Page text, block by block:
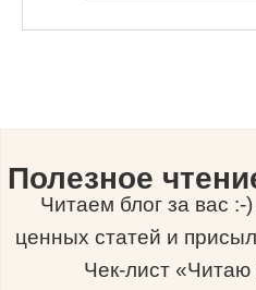
Полезное
Читаем блог за вас
ценных статей и
Чек-лист «Читаю